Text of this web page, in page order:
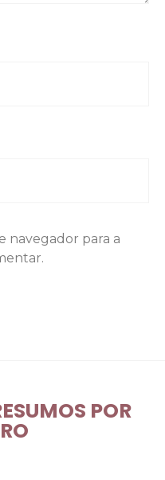
navegador para a
POR